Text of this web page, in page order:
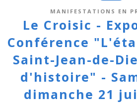
MANIFESTATIONS EN
Le Croisic -
Conférence
Saint-Jean-de-
d'histoire" -
dimanche 21